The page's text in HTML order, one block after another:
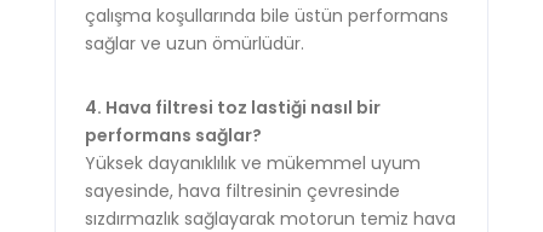
çalışma koşullarında bile üstün performans
sağlar ve uzun ömürlüdür.
4. Hava filtresi toz lastiği nasıl bir
performans sağlar?
Yüksek dayanıklılık ve mükemmel uyum
sayesinde, hava filtresinin çevresinde
sızdırmazlık sağlayarak motorun temiz hava